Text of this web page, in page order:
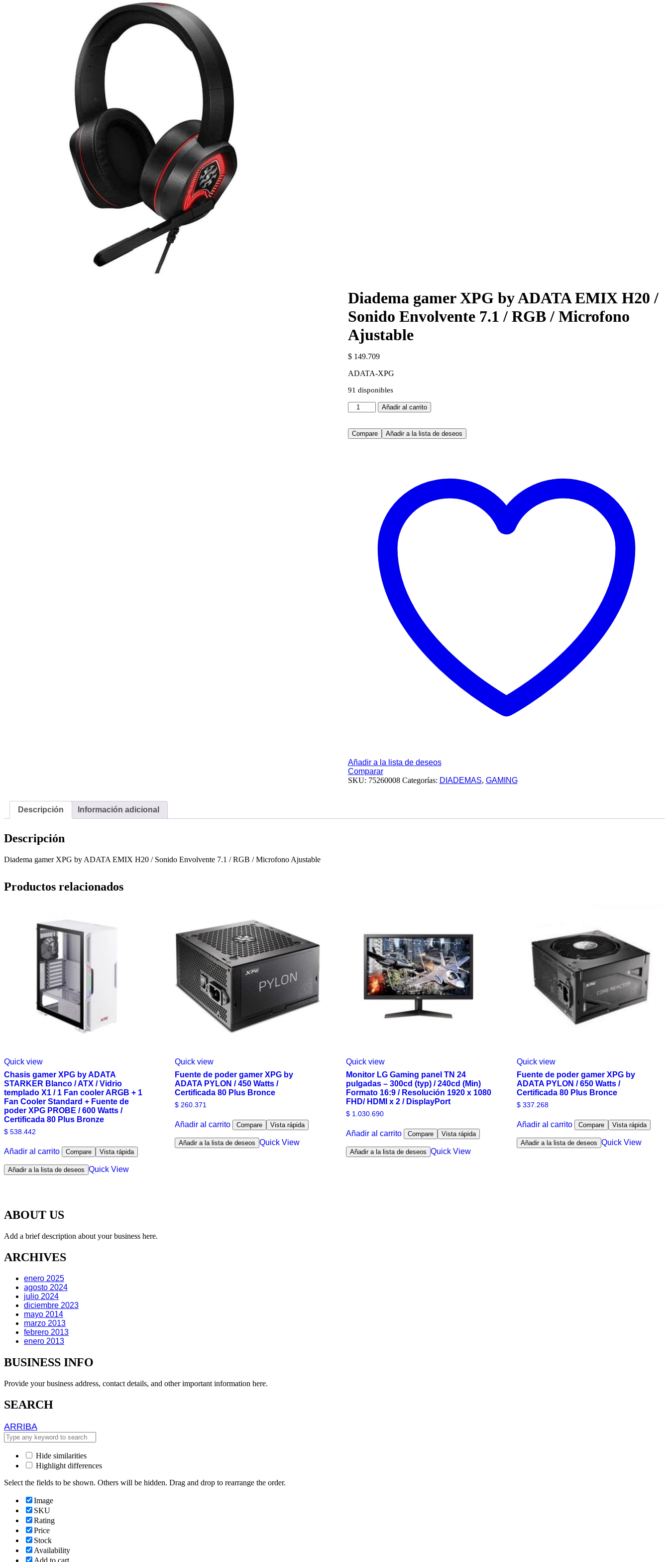
Diadema gamer XPG by ADATA EMIX H20 /
Sonido Envolvente 7.1 / RGB / Microfono
Ajustable
$149.709
ADATA-XPG
91 disponibles
Diadema
gamer
by
ADATA
Microfono
Añadir al carrito
Compare Añadir a la lista de deseos
Añadir a la lista de deseos
Comparar
SKU: 75260008 Categorías: DIADEMAS, GAMING
Descripción Información adicional
Descripción
Diadema gamer XPG by ADATA EMIX H20 / Sonido Envolvente 7.1 / RGB / Microfono Ajustable
Productos relacionados
Quick view
Chasis gamer XPG by ADATA
STARKER Blanco / ATX / Vidrio
templado X1 / 1 Fan cooler ARGB + 1
Fan Cooler Standard + Fuente de
poder XPG PROBE / 600 Watts /
Certificada 80 Plus Bronze
$ 538.442
Añadir al carrito Compare Vista rápida
Añadir a la lista de deseos Quick View
Quick view
Fuente de poder gamer XPG by
ADATA PYLON / 450 Watts /
Certificada 80 Plus Bronce
$ 260.371
Añadir al carrito Compare Vista rápida
Añadir a la lista de deseos Quick View
Quick view
Monitor LG Gaming panel TN 24
pulgadas – 300cd (typ) / 240cd (Min)
Formato 16:9 / Resolución 1920 x 1080
FHD/ HDMI x 2 / DisplayPort
$1.030.690
Añadir al carrito Compare Vista rápida
Añadir a la lista de deseos Quick View
Quick view
Fuente de poder gamer XPG by
ADATA PYLON / 650 Watts /
Certificada 80 Plus Bronce
$337.268
Añadir al carrito Compare Vista rápida
Añadir a la lista de deseos Quick View
ABOUT US
Add a brief description about your business here.
ARCHIVES
enero 2025
agosto 2024
julio 2024
diciembre 2023
mayo 2014
marzo 2013
febrero 2013
enero 2013
BUSINESS INFO
Provide your business address, contact details, and other important information here.
SEARCH
ARRIBA
Hide similarities
Highlight differences
Select the fields to be shown. Others will be hidden. Drag and drop to rearrange the order.
Image
SKU
Rating
Price
Stock
Availability
Add to cart